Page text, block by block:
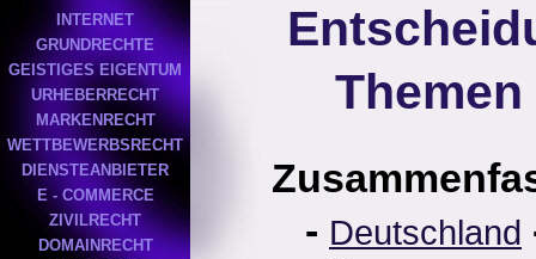
INTERNET
GRUNDRECHTE
GEISTIGES EIGENTUM
URHEBERRECHT
MARKENRECHT
WETTBEWERBSRECHT
DIENSTEANBIETER
E - COMMERCE
ZIVILRECHT
DOMAINRECHT
- Deutschland